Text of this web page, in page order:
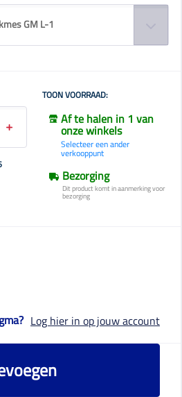
GM L-1
TOON VOORRAAD:
Af te halen in 1 van
onze winkels
Selecteer een ander
verkooppunt
Bezorging
Dit product komt in aanmerking voor
bezorging
Log hier in op jouw account